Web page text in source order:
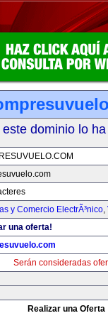
dominio lo
y Comercio ElectrÃ³nico,
una oferta!
Serán consideradas
Realizar una Oferta